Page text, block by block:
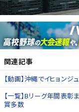
関連記事
【動画】沖縄でイヒョン
【一覧】Bリーグ年間表
賞多数